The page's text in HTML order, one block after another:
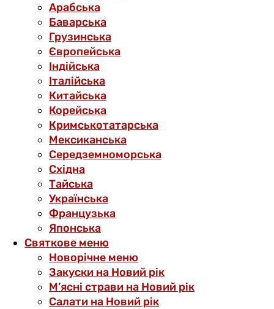
Арабська
Баварська
Грузинська
Європейська
Індійська
Італійська
Китайська
Корейська
Кримськотатарська
Мексиканська
Середземноморська
Східна
Тайська
Українська
Французька
Японська
Святкове меню
Новорічне меню
Закуски на Новий рік
М’ясні страви на Новий рік
Салати на Новий рік